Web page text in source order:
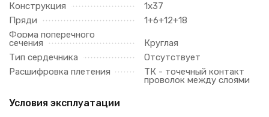
Конструкция
1х37
Пряди
1+6+12+18
Форма поперечного
сечения
Круглая
Тип сердечника
Отсутствует
Расшифровка плетения
ТК - точечный контакт
проволок между слоями
Условия эксплуатации